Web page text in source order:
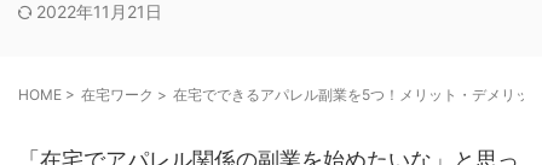
2022年11月21日
HOME > 在宅ワーク > 在宅でできるアパレル副業を5つ！メリット・デメリッ
「在宅でアパレル関係の副業を始めたいな」と思っ